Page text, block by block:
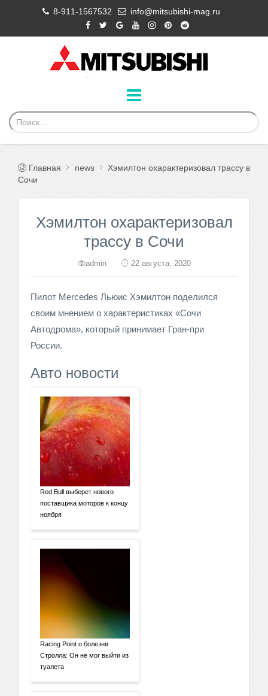
8-911-1567532 info@mitsubishi-mag.ru
Главная news
Хэмилтон охарактеризовал трассу в
Сочи
Хэмилтон охарактеризовал
трассу в Сочи
admin 22 августа, 2020
Пилот Mercedes Льюис Хэмилтон поделился
своим мнением о характеристиках «Сочи
Автодрома», который принимает Гран-при
России.
Авто новости
Red Bull выберет нового
поставщика моторов к концу
ноября
Racing Point о болезни
Стролла: Он не мог выйти из
туалета